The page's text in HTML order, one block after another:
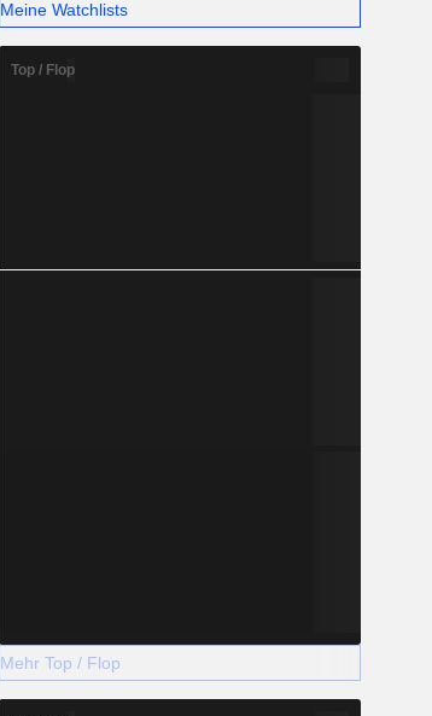
Meine Watchlists
Top / Flop
Mehr Top / Flop